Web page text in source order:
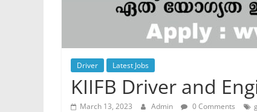
Driver Latest Jobs
KIIFB Driver and
March 13, 2023 Admin 0 Comments